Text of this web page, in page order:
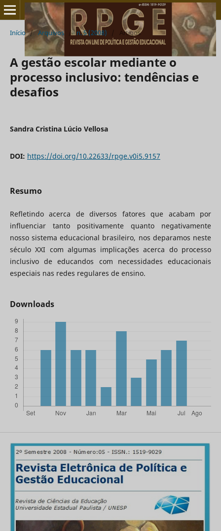
Início / Arquivos / n. 5 (2008) / Artigos
A gestão escolar mediante o
processo inclusivo: tendências e
desafios
Sandra Cristina Lúcio Vellosa
DOI: https://doi.org/10.22633/rpge.v0i5.9157
Resumo
Refletindo acerca de diversos fatores que acabam por
influenciar tanto positivamente quanto negativamente
nosso sistema educacional brasileiro, nos deparamos neste
século XXI com algumas implicações acerca do processo
inclusivo de educandos com necessidades educacionais
especiais nas redes regulares de ensino.
Downloads